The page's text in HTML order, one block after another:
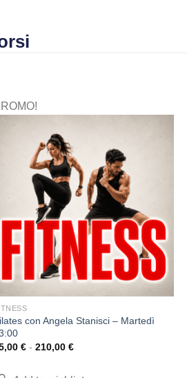
con Angela Stanisci – Martedì
€ - 210,00 €